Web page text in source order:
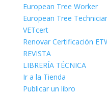
European Tree Worker
European Tree
VETcert
Renovar Certificación
REVISTA
LIBRERÍA TÉCNICA
Ir a la Tienda
Publicar un libro